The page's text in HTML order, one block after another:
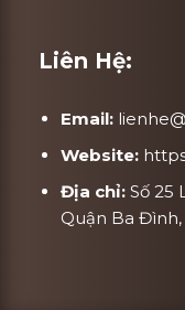
Liên Hệ:
Email:
Website:
Địa chỉ: Số 25
Quận Ba